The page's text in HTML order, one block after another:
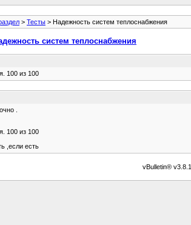
> Тесты > Надежность систем теплоснабжения
систем теплоснабжения
100 из 100
.
100 из 100
,если есть
vBulletin®